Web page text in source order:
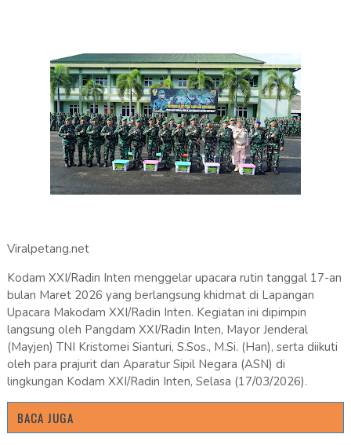
Viralpetang.net
Kodam XXI/Radin Inten menggelar upacara rutin tanggal 17-an
bulan Maret 2026 yang berlangsung khidmat di Lapangan
Upacara Makodam XXI/Radin Inten. Kegiatan ini dipimpin
langsung oleh Pangdam XXI/Radin Inten, Mayor Jenderal
(Mayjen) TNI Kristomei Sianturi, S.Sos., M.Si. (Han), serta diikuti
oleh para prajurit dan Aparatur Sipil Negara (ASN) di
lingkungan Kodam XXI/Radin Inten, Selasa (17/03/2026).
BACA JUGA